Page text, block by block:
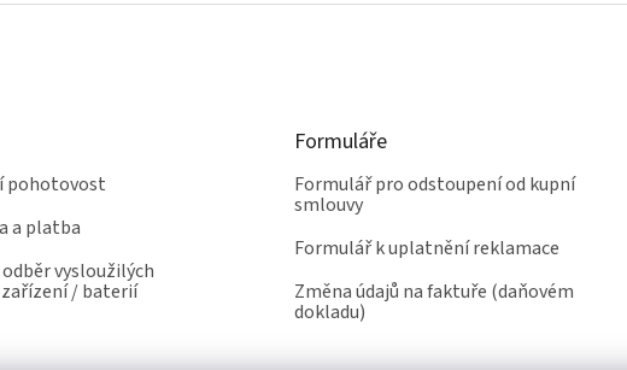
pohotovost
a platba
vysloužilých
/ baterií
Formuláře
Formulář pro odstoupení od kupní
smlouvy
Formulář k uplatnění reklamace
Změna údajů na faktuře (daňovém
dokladu)